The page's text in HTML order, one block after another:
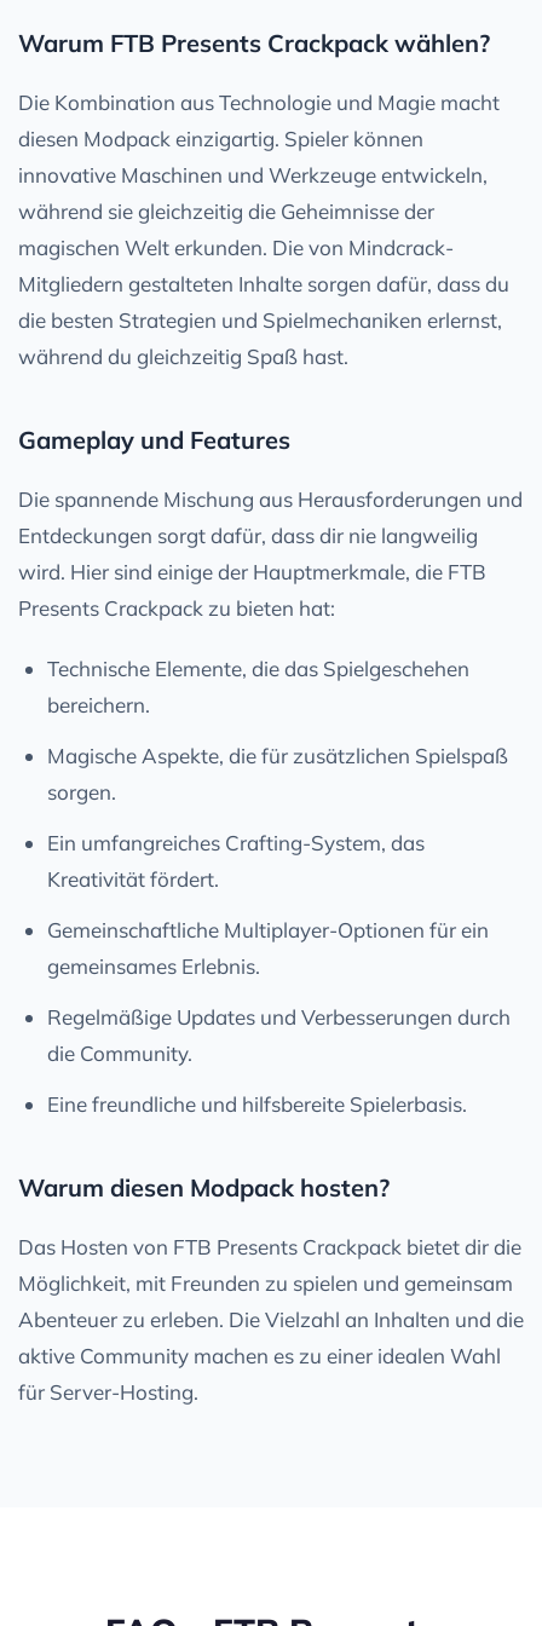
Warum FTB Presents Crackpack wählen?
Die Kombination aus Technologie und Magie macht
diesen Modpack einzigartig. Spieler können
innovative Maschinen und Werkzeuge entwickeln,
während sie gleichzeitig die Geheimnisse der
magischen Welt erkunden. Die von Mindcrack-
Mitgliedern gestalteten Inhalte sorgen dafür, dass du
die besten Strategien und Spielmechaniken erlernst,
während du gleichzeitig Spaß hast.
Gameplay und Features
Die spannende Mischung aus Herausforderungen und
Entdeckungen sorgt dafür, dass dir nie langweilig
wird. Hier sind einige der Hauptmerkmale, die FTB
Presents Crackpack zu bieten hat:
Technische Elemente, die das Spielgeschehen
bereichern.
Magische Aspekte, die für zusätzlichen Spielspaß
sorgen.
Ein umfangreiches Crafting-System, das
Kreativität fördert.
Gemeinschaftliche Multiplayer-Optionen für ein
gemeinsames Erlebnis.
Regelmäßige Updates und Verbesserungen durch
die Community.
Eine freundliche und hilfsbereite Spielerbasis.
Warum diesen Modpack hosten?
Das Hosten von FTB Presents Crackpack bietet dir die
Möglichkeit, mit Freunden zu spielen und gemeinsam
Abenteuer zu erleben. Die Vielzahl an Inhalten und die
aktive Community machen es zu einer idealen Wahl
für Server-Hosting.